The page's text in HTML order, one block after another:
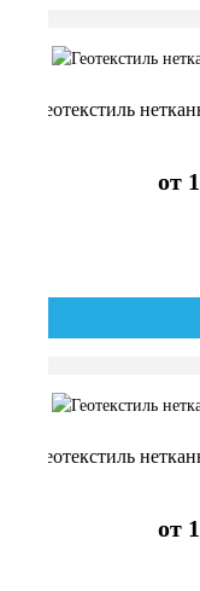
Геотекстиль
от
Геотекстиль
от